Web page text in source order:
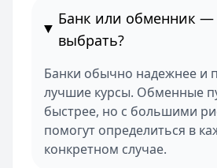
Банк или обменник —
выбрать?
Банки обычно надежнее и
лучшие курсы. Обменные
быстрее, но с большими
помогут определиться в
конкретном случае.